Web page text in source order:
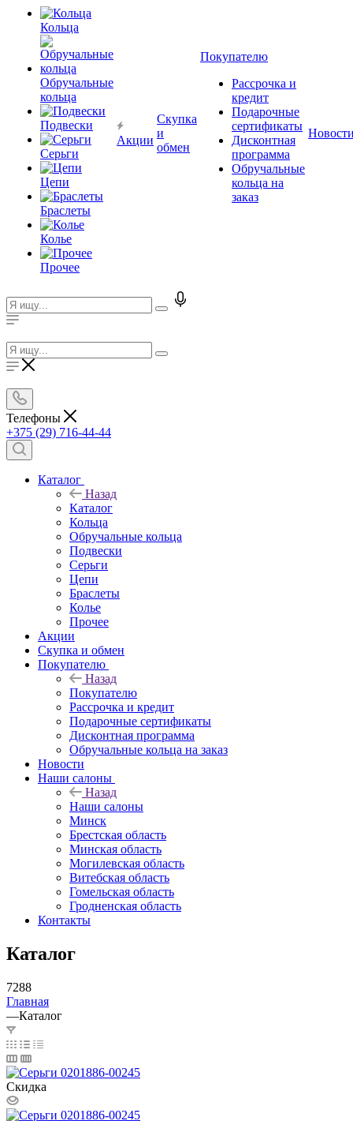
Кольца
Обручальные
кольца
Подвески
Серьги
Цепи
Браслеты
Колье
Прочее
Акции
Скупка
и
обмен
Покупателю
Рассрочка и
кредит
Подарочные
сертификаты
Дисконтная
программа
Обручальные
кольца на
заказ
Телефоны
+375 (29) 716-44-44
Каталог
Назад
Каталог
Кольца
Обручальные кольца
Подвески
Серьги
Цепи
Браслеты
Колье
Прочее
Акции
Скупка и обмен
Покупателю
Назад
Покупателю
Рассрочка и кредит
Подарочные сертификаты
Дисконтная программа
Обручальные кольца на заказ
Новости
Наши салоны
Назад
Наши салоны
Минск
Брестская область
Минская область
Могилевская область
Витебская область
Гомельская область
Гродненская область
Контакты
Каталог
7288
Главная
—Каталог
Скидка